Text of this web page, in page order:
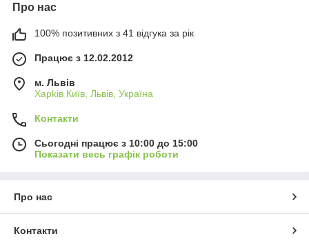
Про нас
100% позитивних з 41 відгука за рік
Працює з 12.02.2012
м. Львів
Харkiв Київ, Львів, Україна
Контакти
Сьогодні працює з 10:00 до 15:00
Показати весь графік роботи
Про нас
Контакти